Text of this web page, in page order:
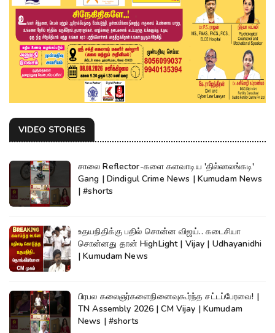
VIDEO STORIES
சாலை Reflector-களை களவாடிய 'தில்லாலங்கடி'
Gang | Dindigul Crime News | Kumudam News
| #shorts
உதயநிதிக்கு பதில் சொன்ன விஜய்.. கடைசியா
சொன்னது தான் HighLight | Vijay | Udhayanidhi
| Kumudam News
பிரபல கலைஞர்களைநினைவுகூர்ந்த சட்டப்பேரவை! |
TN Assembly 2026 | CM Vijay | Kumudam
News | #shorts